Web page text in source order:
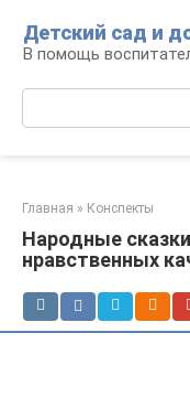
контенту
Детский сад и
В помощь
Главная » Конспекты
Народные
нравственных